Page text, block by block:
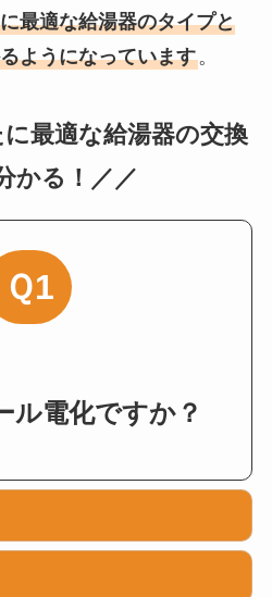
最適な給湯器のタイプと
ようになっています。
最適な給湯器の交換
かる！／／
Ｑ1
ル電化ですか？